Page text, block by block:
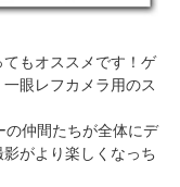
もオススメです！ゲ
眼レフカメラ用のス
仲間たちが全体にデ
がより楽しくなっち